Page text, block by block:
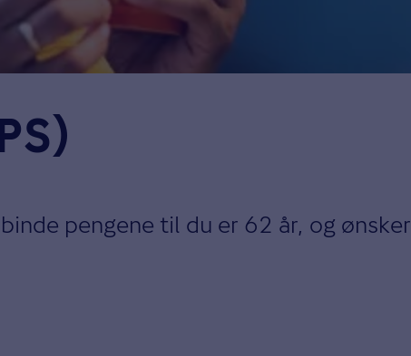
pengene til du er 62 år, og ønsker